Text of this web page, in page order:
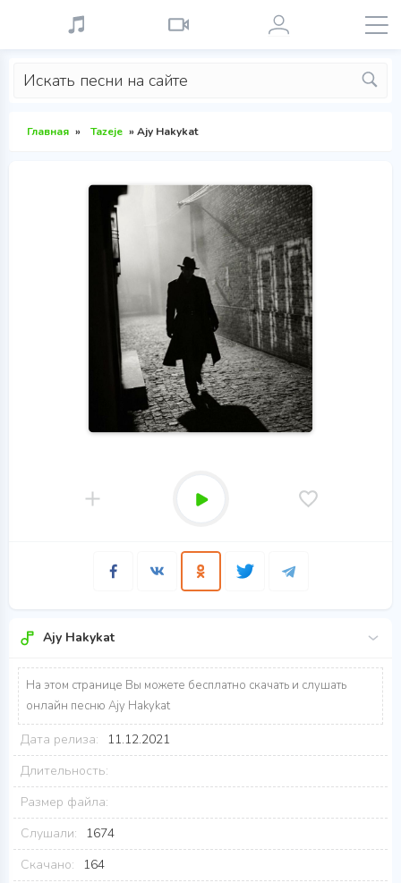
Главная » Tazeje » Ajy Hakykat
Ajy Hakykat
На этом странице Вы можете бесплатно скачать и слушать
онлайн песню Ajy Hakykat
Дата релиза:
11.12.2021
Длительность:
Размер файла:
Слушали:
1674
Скачано:
164